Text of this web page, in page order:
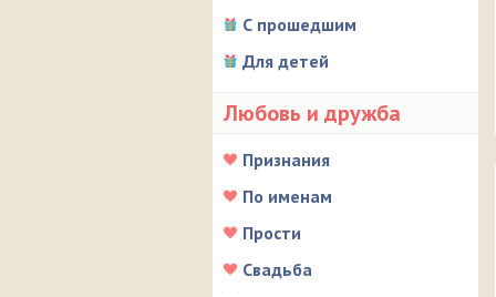
С прошедшим
Для детей
Любовь и дружба
Признания
По именам
Прости
Свадьба